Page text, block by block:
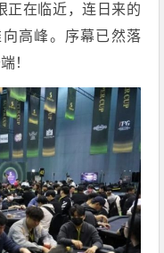
正在临近，连日来的
高峰。序幕已然落
！